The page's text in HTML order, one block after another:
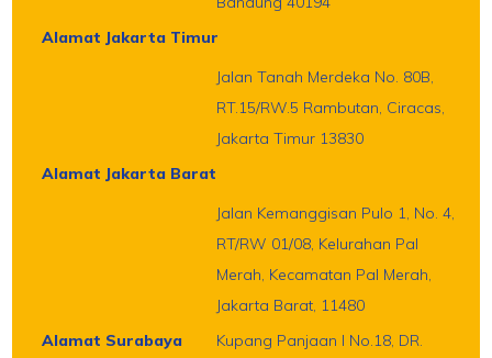
Alamat Jakarta Timur
Jalan Tanah Merdeka No. 80B,
RT.15/RW.5 Rambutan, Ciracas,
Jakarta Timur 13830
Alamat Jakarta Barat
Jalan Kemanggisan Pulo 1, No. 4,
RT/RW 01/08, Kelurahan Pal
Merah, Kecamatan Pal Merah,
Jakarta Barat, 11480
Alamat Surabaya
Kupang Panjaan I No.18, DR.